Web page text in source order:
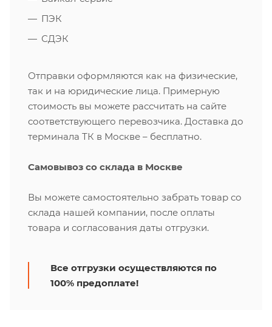
ПЭК
СДЭК
Отправки оформляются как на физические,
так и на юридические лица. Примерную
стоимость вы можете рассчитать на сайте
соответствующего перевозчика. Доставка до
терминала ТК в Москве – бесплатно.
Самовывоз со склада в Москве
Вы можете самостоятельно забрать товар со
склада нашей компании, после оплаты
товара и согласования даты отгрузки.
Все отгрузки осуществляются по
100% предоплате!